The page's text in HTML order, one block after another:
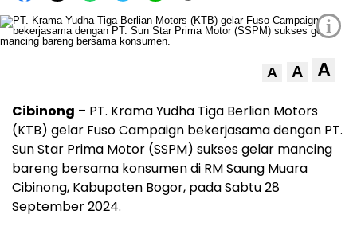
i
A A A
Cibinong – PT. Krama Yudha Tiga Berlian Motors
(KTB) gelar Fuso Campaign bekerjasama dengan PT.
Sun Star Prima Motor (SSPM) sukses gelar mancing
bareng bersama konsumen di RM Saung Muara
Cibinong, Kabupaten Bogor, pada Sabtu 28
September 2024.